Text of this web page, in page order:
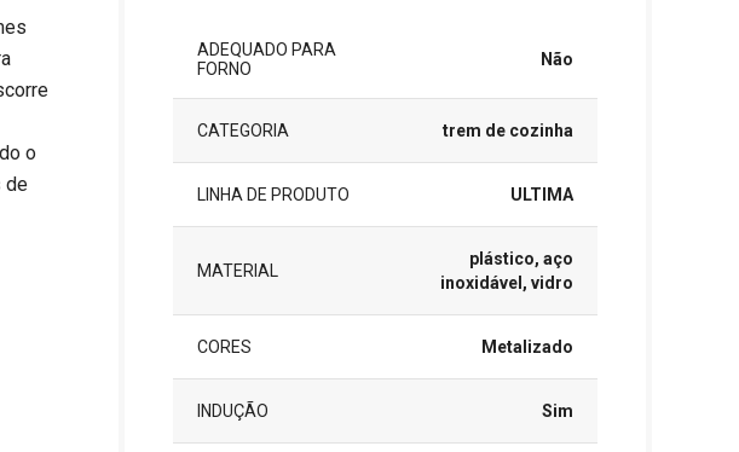
o
de
ADEQUADO PARA
FORNO
Não
CATEGORIA trem de cozinha
LINHA DE PRODUTO ULTIMA
MATERIAL
plástico, aço
inoxidável, vidro
CORES Metalizado
INDUÇÃO Sim